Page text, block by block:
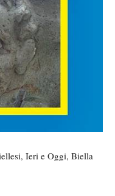
Ieri e Oggi, Biella